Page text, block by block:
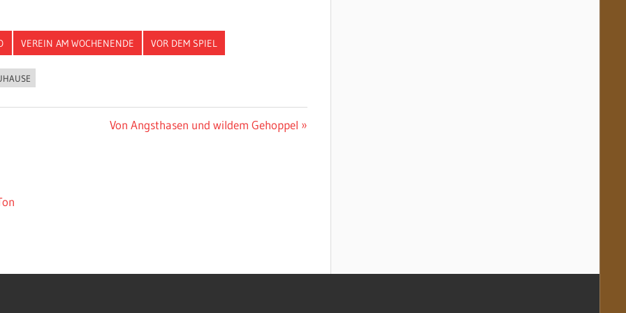
VEREIN AM WOCHENENDE VOR DEM SPIEL
Nächster
Von Angsthasen und wildem Gehoppel